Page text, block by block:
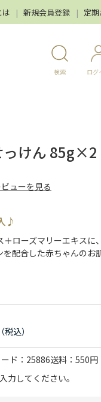
は 新規会員登録 定
検索 ログ
っけん 85g×2
ビューを見る
♪
ローズマリーエキスに
配合した赤ちゃんのお
ド 25886送料
550円
力してください。